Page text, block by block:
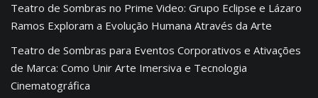
Teatro de Sombras no Prime Video: Grupo Eclipse e Lázaro
Ramos Exploram a Evolução Humana Através da Arte
Teatro de Sombras para Eventos Corporativos e Ativações
de Marca: Como Unir Arte Imersiva e Tecnologia
Cinematográfica